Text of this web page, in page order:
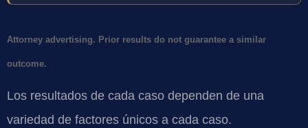
Attorney advertising. Prior results do not guarantee a similar
outcome.
Los resultados de cada caso dependen de una
variedad de factores únicos a cada caso.